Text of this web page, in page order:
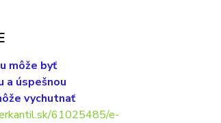
môže byť
a úspešnou
vychutnať
61025485/e-